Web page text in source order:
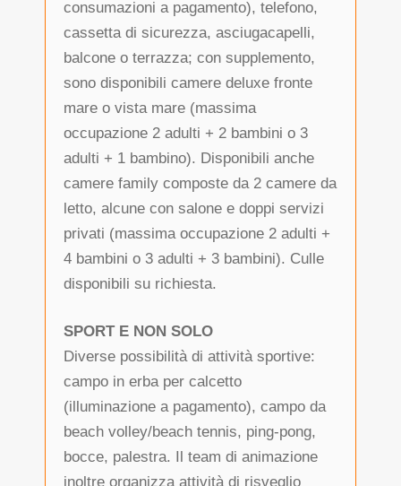
consumazioni a pagamento), telefono,
cassetta di sicurezza, asciugacapelli,
balcone o terrazza; con supplemento,
sono disponibili camere deluxe fronte
mare o vista mare (massima
occupazione 2 adulti + 2 bambini o 3
adulti + 1 bambino). Disponibili anche
camere family composte da 2 camere da
letto, alcune con salone e doppi servizi
privati (massima occupazione 2 adulti +
4 bambini o 3 adulti + 3 bambini). Culle
disponibili su richiesta.
SPORT E NON SOLO
Diverse possibilità di attività sportive:
campo in erba per calcetto
(illuminazione a pagamento), campo da
beach volley/beach tennis, ping-pong,
bocce, palestra. Il team di animazione
inoltre organizza attività di risveglio